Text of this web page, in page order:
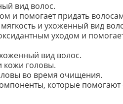
вид волос.
и помогает придать волосам
и ухоженный вид
уходом и
вид волос.
кожи головы.
во время очищения.
которые помогают